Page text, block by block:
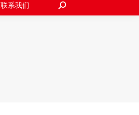
联系我们
搜